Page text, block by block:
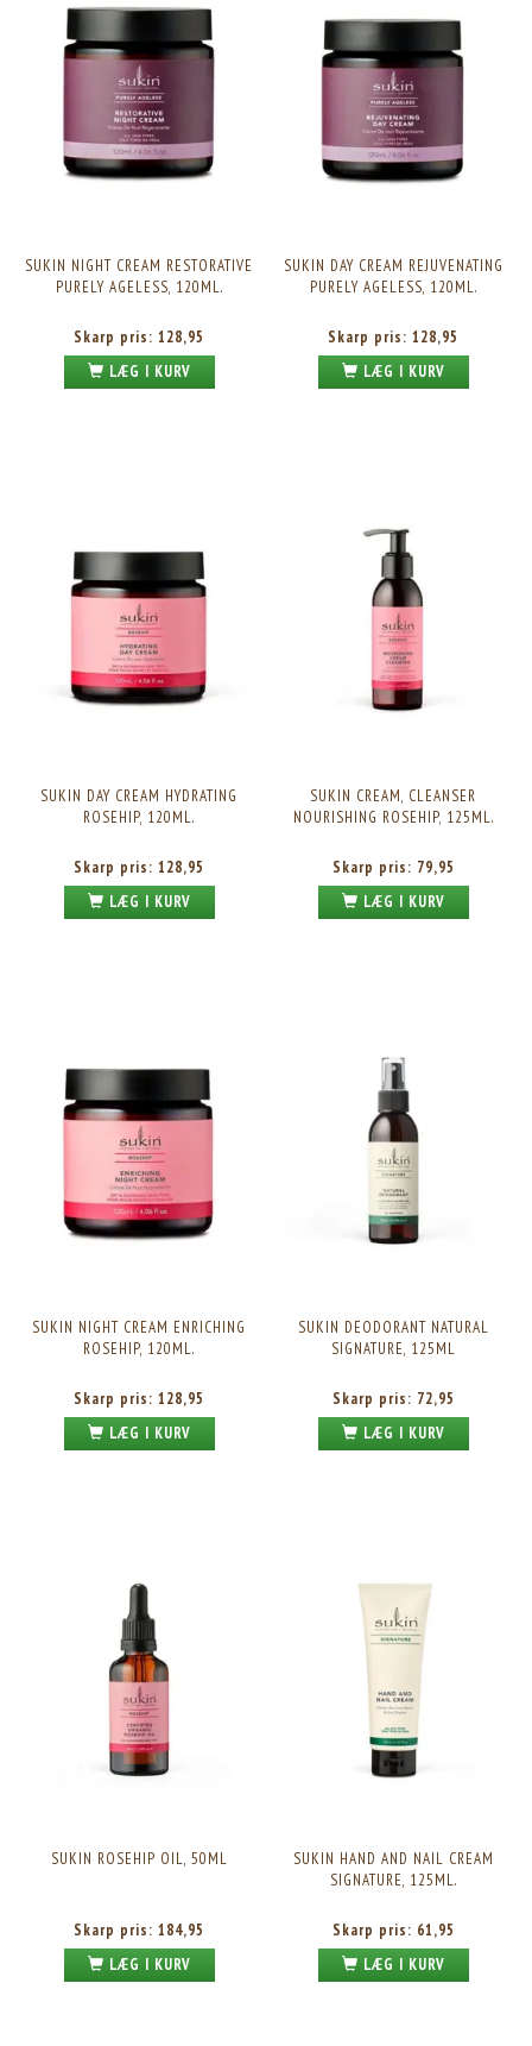
SUKIN NIGHT CREAM RESTORATIVE
PURELY AGELESS, 120ML.
Skarp pris: 128,95
LÆG I KURV
SUKIN DAY CREAM REJUVENATING
PURELY AGELESS, 120ML.
Skarp pris: 128,95
LÆG I KURV
SUKIN DAY CREAM HYDRATING
ROSEHIP, 120ML.
Skarp pris: 128,95
LÆG I KURV
SUKIN CREAM, CLEANSER
NOURISHING ROSEHIP, 125ML.
Skarp pris: 79,95
LÆG I KURV
SUKIN NIGHT CREAM ENRICHING
ROSEHIP, 120ML.
Skarp pris: 128,95
LÆG I KURV
SUKIN DEODORANT NATURAL
SIGNATURE, 125ML
Skarp pris: 72,95
LÆG I KURV
SUKIN ROSEHIP OIL, 50ML
Skarp pris: 184,95
LÆG I KURV
SUKIN HAND AND NAIL CREAM
SIGNATURE, 125ML.
Skarp pris: 61,95
LÆG I KURV